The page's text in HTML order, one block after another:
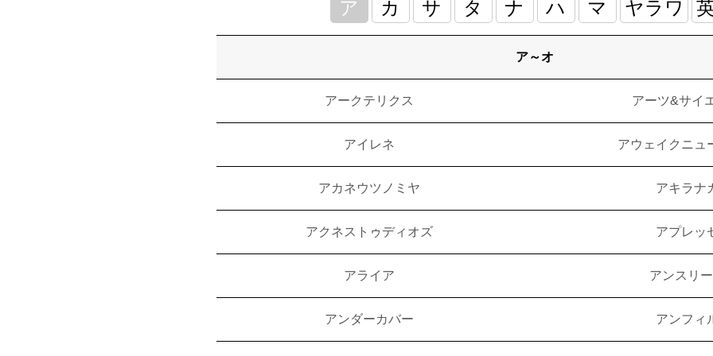
ア カ サ タ ナ ハ マ ヤラワ
ア～オ
アークテリクス アーツ&サイ
アイレネ アウェイクニュ
アカネウツノミヤ アキラナ
アクネストゥディオズ アプレッ
アライア アンスリ
アンダーカバー アンフィ